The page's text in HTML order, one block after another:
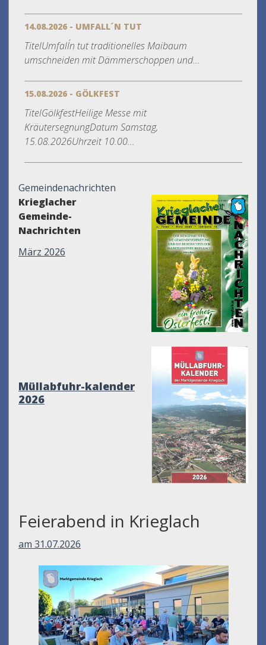
14.08.2026 - UMFALL´N TUT
TitelUmfall´n tut traditionelles Maibaum
umschneiden mit Dämmerschoppen und...
15.08.2026 - GÖLKFEST
TitelGölkfestHeilige Messe mit
KräutersegnungDatum Samstag,
15.08.2026Uhrzeit 10.00...
Gemeindenachrichten
Krieglacher
Gemeinde-
Nachrichten
März 2026
Müllabfuhr-kalender
2026
Feierabend in Krieglach
am 31.07.2026